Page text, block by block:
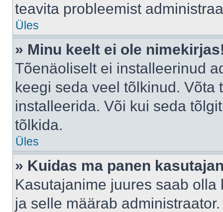
teavita probleemist
Üles
» Minu keelt ei ole
Tõenäoliselt ei installeerinud
keegi seda veel tõlkinud.
installeerida. Või kui seda
tõlkida.
Üles
» Kuidas ma panen
Kasutajanime juures saab
ja selle määrab